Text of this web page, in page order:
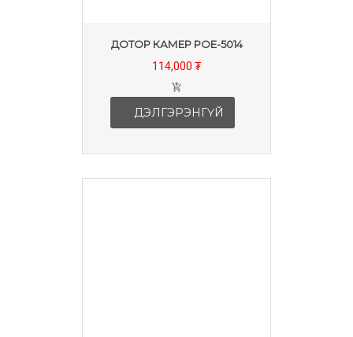
ДОТОР КАМЕР POE-5014
114,000 ₮
ДЭЛГЭРЭНГҮЙ